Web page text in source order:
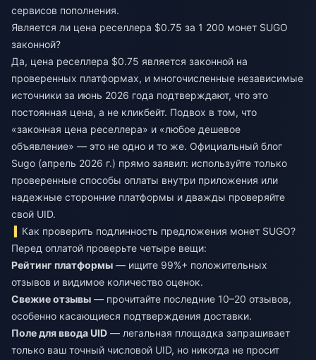
сервисов пополнения.
Является ли цена реселлера $0.75 за 1 200 монет SUGO
законной?
Да, цена реселлера $0.75 является законной на
проверенных платформах, и многочисленные независимые
источники за июнь 2026 года подтверждают, что это
постоянная цена, а не кликбейт. Подвох в том, что
«законная цена реселлера» и «любое дешевое
объявление» — это не одно и то же. Официальный блог
Sugo (апрель 2026 г.) прямо заявил: используйте только
проверенные способы оплаты внутри приложения или
надежные сторонние платформы и дважды проверяйте
свой UID.
Как проверить подлинность предложения монет SUGO?
Перед оплатой проверьте четыре вещи:
Рейтинг платформы — ищите 99%+ положительных
отзывов и видимое количество оценок.
Свежие отзывы — прочитайте последние 10–20 отзывов,
особенно касающиеся подтверждения доставки.
Поле для ввода UID — легальная площадка запрашивает
только ваш точный числовой UID, но никогда не просит